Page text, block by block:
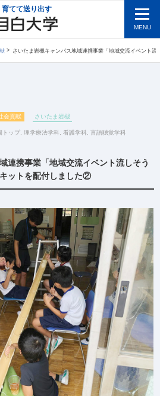
育てて送り出す
MENU
さいたま岩槻キャンパス地域連携事業「地域交流イベント流しそうめん」で、そうめんコースキットを
会貢献 さいたま岩槻
トップ 理学療法学科 看護学科 言語聴覚学科
連携事業「地域交流イベント流しそう
ットを配付しました②